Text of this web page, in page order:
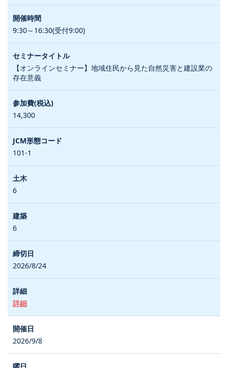
9:30～16:30(受付9:00)
【オンラインセミナー】地域住民から見た自然災害と建設業の
存在意義
14,300
101-1
6
6
2026/8/24
詳細
2026/9/8